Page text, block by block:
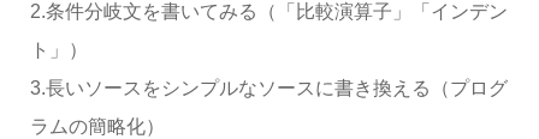
2.条件分岐文を書いてみる（「比較演算子」「インデン
ト」）
3.長いソースをシンプルなソースに書き換える（プログ
ラムの簡略化）